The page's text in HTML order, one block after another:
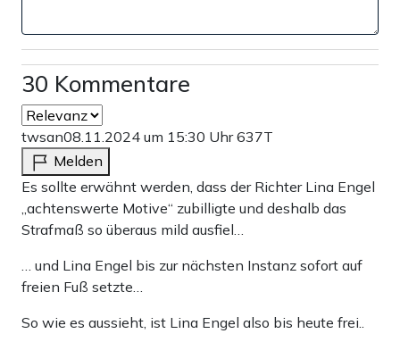
30 Kommentare
twsan08.11.2024 um 15:30 Uhr637T
Melden
Es sollte erwähnt werden, dass der Richter Lina Engel
„achtenswerte Motive“ zubilligte und deshalb das
Strafmaß so überaus mild ausfiel…
… und Lina Engel bis zur nächsten Instanz sofort auf
freien Fuß setzte…
So wie es aussieht, ist Lina Engel also bis heute frei..